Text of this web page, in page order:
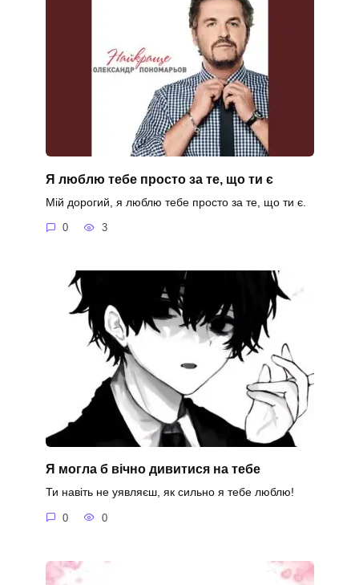
Я люблю тебе просто за те, що ти є
Мій дорогий, я люблю тебе просто за те, що ти є.
0 3
Я могла б вічно дивитися на тебе
Ти навіть не уявляєш, як сильно я тебе люблю!
0 0